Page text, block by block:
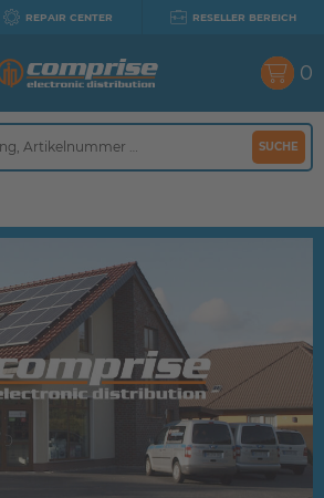
REPAIR CENTER RESELLER BEREICH
SUCHE
0